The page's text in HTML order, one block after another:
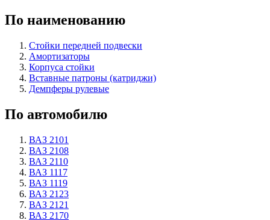
По наименованию
Стойки передней подвески
Амортизаторы
Корпуса стойки
Вставные патроны (катриджи)
Демпферы рулевые
По автомобилю
ВАЗ 2101
ВАЗ 2108
ВАЗ 2110
ВАЗ 1117
ВАЗ 1119
ВАЗ 2123
ВАЗ 2121
ВАЗ 2170